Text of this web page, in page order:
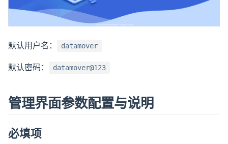
默认用户名： datamover
默认密码： datamover@123
管理界面参数配置与说明
必填项